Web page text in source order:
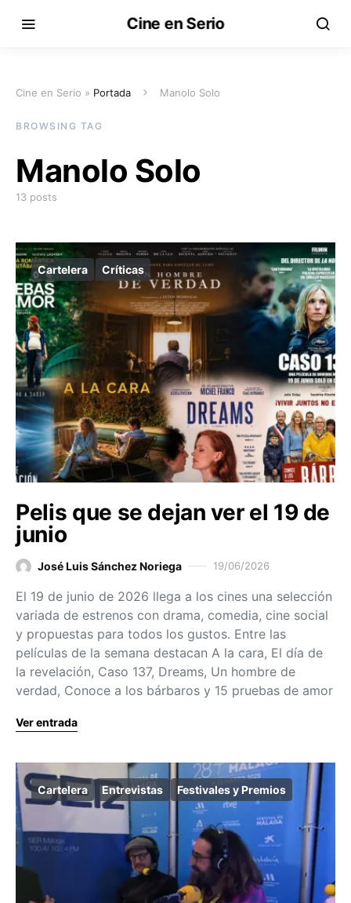
Cine en Serio
Cine en Serio » Portada Manolo Solo
BROWSING TAG
Manolo Solo
13 posts
Cartelera Críticas
Pelis que se dejan ver el 19 de
junio
José Luis Sánchez Noriega 19/06/2026
El 19 de junio de 2026 llega a los cines una selección
variada de estrenos con drama, comedia, cine social
y propuestas para todos los gustos. Entre las
películas de la semana destacan A la cara, El día de
la revelación, Caso 137, Dreams, Un hombre de
verdad, Conoce a los bárbaros y 15 pruebas de amor
Ver entrada
Cartelera Entrevistas Festivales y Premios